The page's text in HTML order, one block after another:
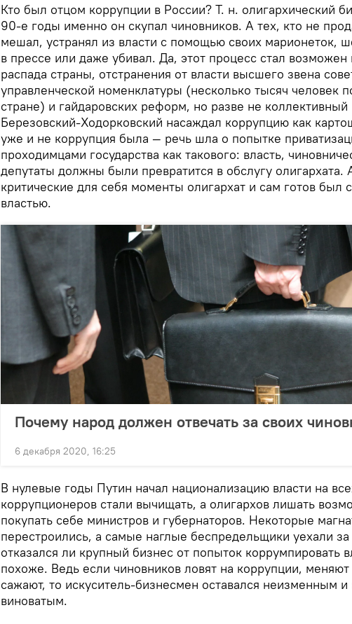
Кто был отцом коррупции в России? Т. н. олигархический
90-е годы именно он скупал чиновников. А тех, кто не
мешал, устранял из власти с помощью своих марионеток,
в прессе или даже убивал. Да, этот процесс стал возможен
распада страны, отстранения от власти высшего звена
управленческой номенклатуры (несколько тысяч человек
стране) и гайдаровских реформ, но разве не коллективный
Березовский-Ходорковский насаждал коррупцию как
уже и не коррупция была — речь шла о попытке
проходимцами государства как такового: власть,
депутаты должны были превратится в обслугу олигархата.
критические для себя моменты олигархат и сам готов был
властью.
Почему народ должен отвечать за своих
6 декабря 2020, 16:25
В нулевые годы Путин начал национализацию власти на
коррупционеров стали вычищать, а олигархов лишать
покупать себе министров и губернаторов. Некоторые
перестроились, а самые наглые беспредельщики уехали
отказался ли крупный бизнес от попыток коррумпировать
похоже. Ведь если чиновников ловят на коррупции,
сажают, то искуситель-бизнесмен оставался неизменным
виноватым.